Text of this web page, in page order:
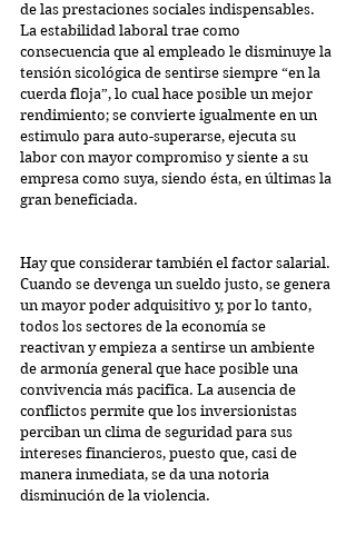
de las prestaciones sociales indispensables.
La estabilidad laboral trae como
consecuencia que al empleado le disminuye la
tensión sicológica de sentirse siempre “en la
cuerda floja”, lo cual hace posible un mejor
rendimiento; se convierte igualmente en un
estimulo para auto-superarse, ejecuta su
labor con mayor compromiso y siente a su
empresa como suya, siendo ésta, en últimas la
gran beneficiada.
Hay que considerar también el factor salarial.
Cuando se devenga un sueldo justo, se genera
un mayor poder adquisitivo y, por lo tanto,
todos los sectores de la economía se
reactivan y empieza a sentirse un ambiente
de armonía general que hace posible una
convivencia más pacifica. La ausencia de
conflictos permite que los inversionistas
perciban un clima de seguridad para sus
intereses financieros, puesto que, casi de
manera inmediata, se da una notoria
disminución de la violencia.